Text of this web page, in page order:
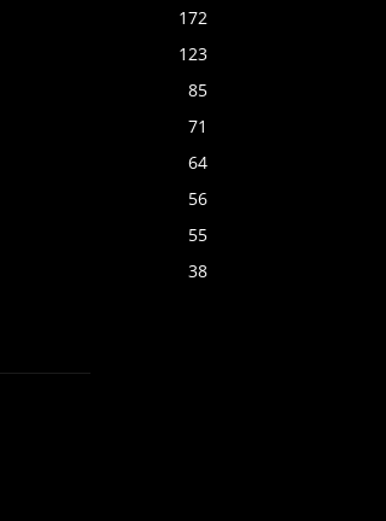
172
123
85
71
64
56
55
38